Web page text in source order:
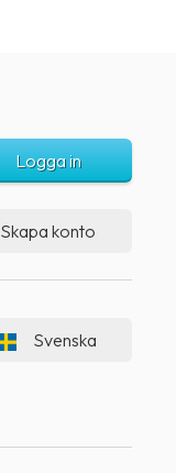
Logga in
Skapa konto
Svenska